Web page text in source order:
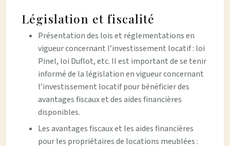
Législation et fiscalité
Présentation des lois et réglementations en
vigueur concernant l’investissement locatif : loi
Pinel, loi Duflot, etc. Il est important de se tenir
informé de la législation en vigueur concernant
l’investissement locatif pour bénéficier des
avantages fiscaux et des aides financières
disponibles.
Les avantages fiscaux et les aides financières
pour les propriétaires de locations meublées :